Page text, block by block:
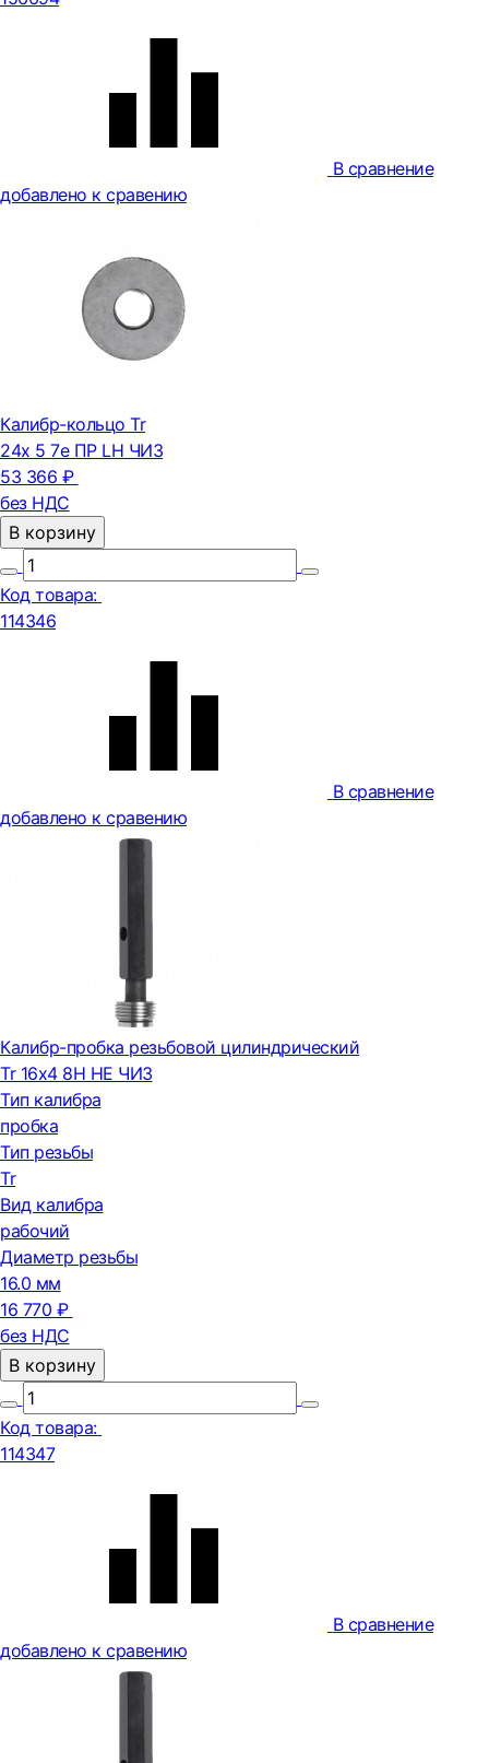
В сравнение
добавлено к сравению
Калибр-кольцо Tr
24х 5 7e ПР LH ЧИЗ
53 366 ₽
без НДС
В корзину
Код товара:
114346
В сравнение
добавлено к сравению
Калибр-пробка резьбовой цилиндрический
Tr 16х4 8H НЕ ЧИЗ
Тип калибра
пробка
Тип резьбы
Tr
Вид калибра
рабочий
Диаметр резьбы
16.0 мм
16 770 ₽
без НДС
В корзину
Код товара:
114347
В сравнение
добавлено к сравению